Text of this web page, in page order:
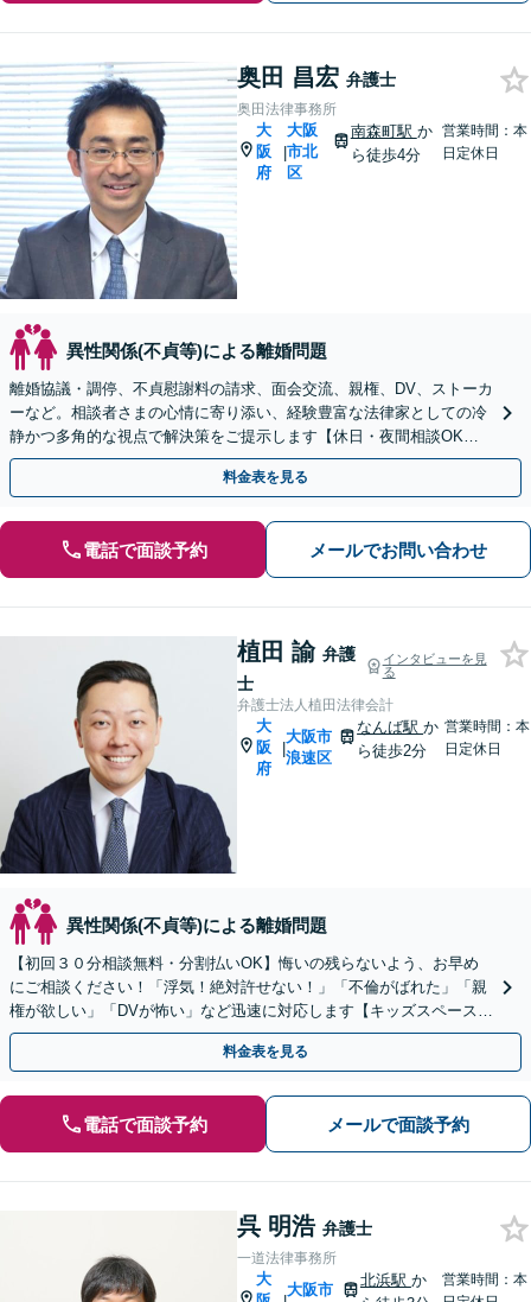
奥田 昌宏 弁護士
奥田法律事務所
大
阪
府
|
大阪
市北
区
南森町駅 か
ら徒歩4分
営業時間：本
日定休日
異性関係(不貞等)による離婚問題
離婚協議・調停、不貞慰謝料の請求、面会交流、親権、DV、ストーカ
ーなど。相談者さまの心情に寄り添い、経験豊富な法律家としての冷
静かつ多角的な視点で解決策をご提示します【休日・夜間相談OK
（要予約）】【南森町駅4分】【弁護士歴20年以上】
料金表を見る
電話で面談予約 メールでお問い合わせ
植田 諭 弁護
士
インタビューを見
る
弁護士法人植田法律会計
大
阪
府
|
大阪市
浪速区
なんば駅か
ら徒歩2分
営業時間：本
日定休日
異性関係(不貞等)による離婚問題
【初回３０分相談無料・分割払いOK】悔いの残らないよう、お早め
にご相談ください！「浮気！絶対許せない！」「不倫がばれた」「親
権が欲しい」「DVが怖い」など迅速に対応します【キッズスペース完
備】【Google口コミ高評価⭐️】
料金表を見る
電話で面談予約 メールで面談予約
呉 明浩 弁護士
一道法律事務所
大
大阪市
北浜駅 か
営業時間：本